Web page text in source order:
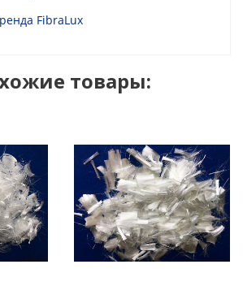
FibraLux
товары: